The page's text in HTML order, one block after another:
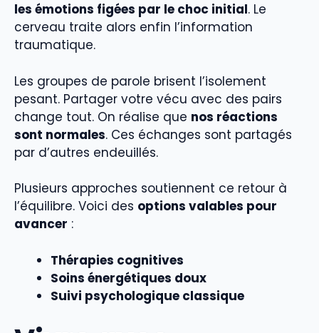
les émotions figées par le choc initial. Le
cerveau traite alors enfin l’information
traumatique.
Les groupes de parole brisent l’isolement
pesant. Partager votre vécu avec des pairs
change tout. On réalise que nos réactions
sont normales. Ces échanges sont partagés
par d’autres endeuillés.
Plusieurs approches soutiennent ce retour à
l’équilibre. Voici des options valables pour
avancer :
Thérapies cognitives
Soins énergétiques doux
Suivi psychologique classique